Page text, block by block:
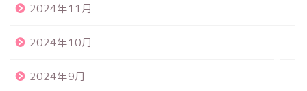
2024年11月
2024年10月
2024年9月